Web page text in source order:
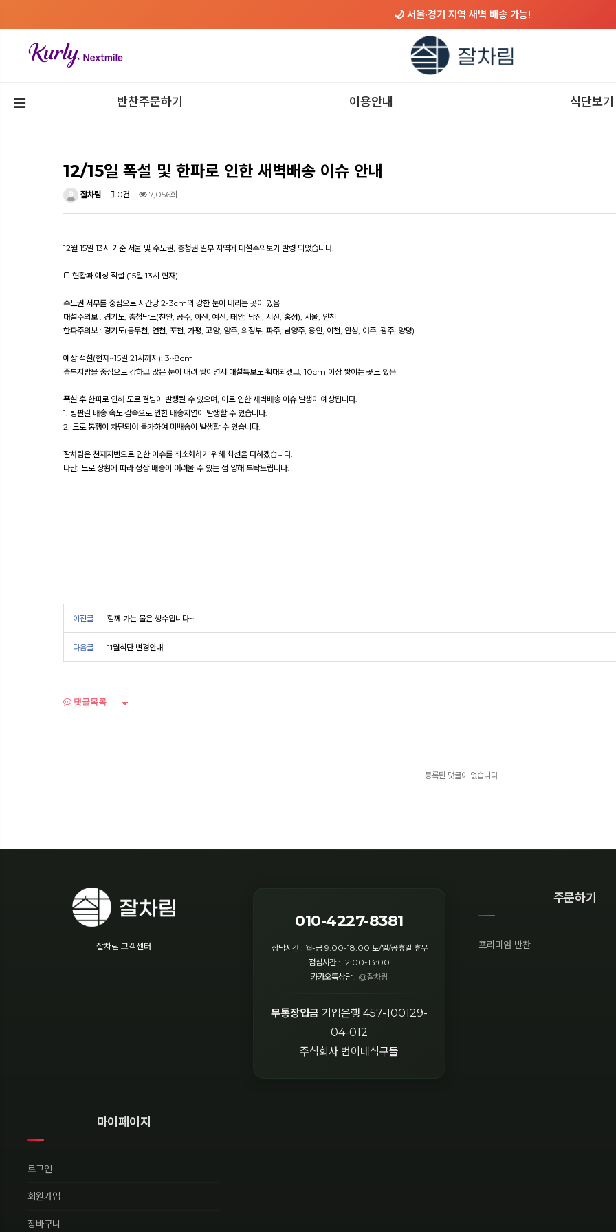
🌙 서울·경기 지역 새벽 배송 가능!
반찬주문하기 이용안내 식단보기
12/15일 폭설 및 한파로 인한 새벽배송 이슈 안내
잘차림 0건 7,056회
12월 15일 13시 기준 서울 및 수도권, 충청권 일부 지역에 대설주의보가 발령 되었습니다.
□ 현황과 예상 적설 (15일 13시 현재)
수도권 서부를 중심으로 시간당 2-3cm의 강한 눈이 내리는 곳이 있음
대설주의보 : 경기도, 충청남도(천안, 공주, 아산, 예산, 태안, 당진, 서산, 홍성), 서울, 인천
한파주의보 : 경기도(동두천, 연천, 포천, 가평, 고양, 양주, 의정부, 파주, 남양주, 용인, 이천, 안성, 여주, 광주, 양평)
예상 적설(현재~15일 21시까지): 3~8cm
중부지방을 중심으로 강하고 많은 눈이 내려 쌓이면서 대설특보도 확대되겠고, 10cm 이상 쌓이는 곳도 있음
폭설 후 한파로 인해 도로 결빙이 발생될 수 있으며, 이로 인한 새벽배송 이슈 발생이 예상됩니다.
1. 빙판길 배송 속도 감속으로 인한 배송지연이 발생할 수 있습니다.
2. 도로 통행이 차단되어 불가하여 미배송이 발생할 수 있습니다.
잘차림은 천재지변으로 인한 이슈를 최소화하기 위해 최선을 다하겠습니다.
다만, 도로 상황에 따라 정상 배송이 어려울 수 있는 점 양해 부탁드립니다.
이전글 함께 가는 물은 생수입니다~
다음글 11월식단 변경안내
댓글목록
등록된 댓글이 없습니다.
잘차림 고객센터
010-4227-8381
상담시간 : 월-금 9:00-18:00 토/일/공휴일 휴무
점심시간 : 12:00-13:00
카카오톡상담 : @잘차림
무통장입금 기업은행 457-100129-
04-012
주식회사 범이네식구들
주문하기
프리미엄 반찬
마이페이지
로그인
회원가입
장바구니